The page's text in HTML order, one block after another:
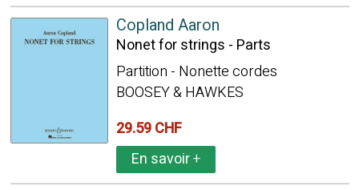
Copland Aaron
Nonet for strings - Parts
Partition - Nonette cordes
BOOSEY & HAWKES
29.59 CHF
En savoir+